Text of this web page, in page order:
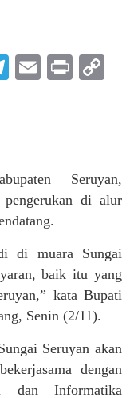
Telegram
Email
Print
Seruyan,
pengerukan di alur
di muara Sungai
baik itu yang
kata Bupati
Senin (2/11).
Seruyan akan
dengan
dan Informatika